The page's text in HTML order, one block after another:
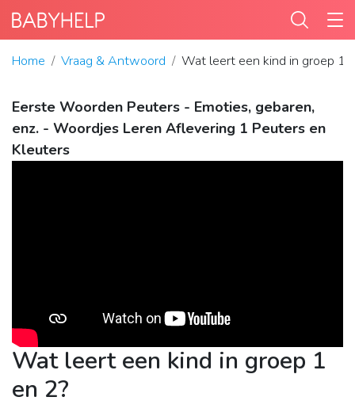
Home Vraag & Antwoord Wat leert een kind in groep 1
Eerste Woorden Peuters - Emoties, gebaren,
enz. - Woordjes Leren Aflevering 1 Peuters en
Kleuters
Wat leert een kind in groep 1
en 2?